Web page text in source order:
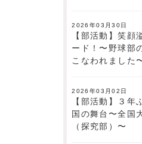
2026年03月30日
【部活動】笑顔
ード！〜野球部
こなわれました
2026年03月02日
【部活動】３年
国の舞台〜全国
（探究部）〜